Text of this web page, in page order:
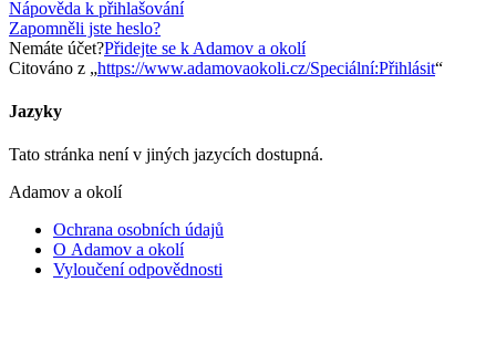
Nápověda k přihlašování
Zapomněli jste heslo?
Nemáte účet?Přidejte se k Adamov a okolí
Citováno z „https://www.adamovaokoli.cz/Speciální:Přihlásit“
Jazyky
Tato stránka není v jiných jazycích dostupná.
Adamov a okolí
Ochrana osobních údajů
O Adamov a okolí
Vyloučení odpovědnosti